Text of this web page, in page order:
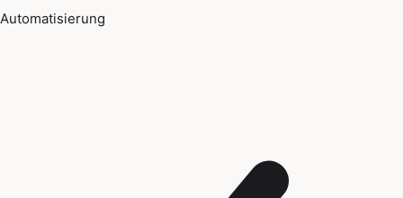
Automatisierung